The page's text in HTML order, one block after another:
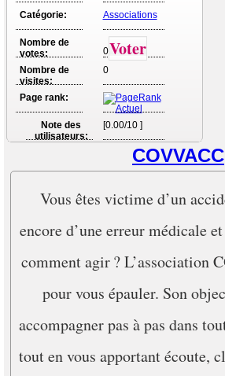
Catégorie: Associations
Nombre de
votes:
0Voter
Nombre de
visites:
0
Page rank:
Note des
utilisateurs:
[0.00/10 ]
COVVACC
Vous êtes victime d’un
encore d’une erreur médicale
comment agir ? L’association
pour vous épauler. Son
accompagner pas à pas dans
tout en vous apportant écoute,